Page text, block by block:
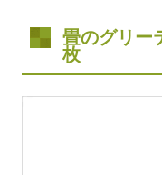
畳のグリー
枚